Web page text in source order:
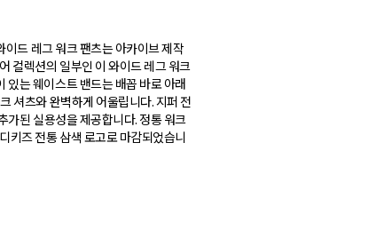
드 레그 워크 팬츠는 아카이브 제작
컬렉션의 일부인 이 와이드 레그 워크
있는 웨이스트 밴드는 배꼽 바로 아래
셔츠와 완벽하게 어울립니다. 지퍼 전
가된 실용성을 제공합니다. 정통 워크
키즈 전통 삼색 로고로 마감되었습니